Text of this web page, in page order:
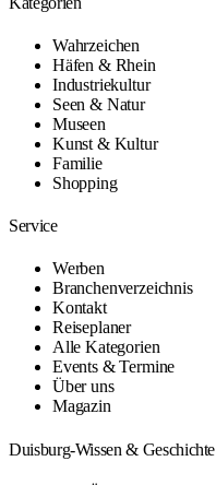
Wahrzeichen
Häfen & Rhein
Industriekultur
Seen & Natur
Museen
Kunst & Kultur
Familie
Shopping
Service
Werben
Branchenverzeichnis
Kontakt
Reiseplaner
Alle Kategorien
Events & Termine
Über uns
Magazin
Duisburg-Wissen & Geschichte